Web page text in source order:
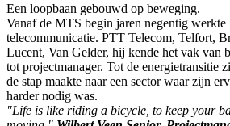
Een loopbaan gebouwd op beweging.
Vanaf de MTS begin jaren negentig
telecommunicatie. PTT Telecom, Telfort,
Lucent, Van Gelder, hij kende het vak van
tot projectmanager. Tot de energietransitie
de stap maakte naar een sector waar zijn
harder nodig was.
"Life is like riding a bicycle, to keep your